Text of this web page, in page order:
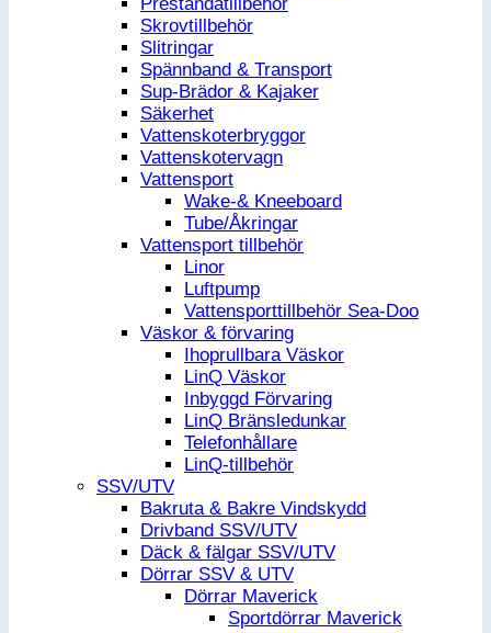
Skrovtillbehör
Slitringar
Spännband & Transport
Sup-Brädor & Kajaker
Säkerhet
Vattenskoterbryggor
Vattenskotervagn
Vattensport
Wake-& Kneeboard
Tube/Åkringar
Vattensport tillbehör
Linor
Luftpump
Vattensporttillbehör Sea-Doo
Väskor & förvaring
Ihoprullbara Väskor
LinQ Väskor
Inbyggd Förvaring
LinQ Bränsledunkar
Telefonhållare
LinQ-tillbehör
SSV/UTV
Bakruta & Bakre Vindskydd
Drivband SSV/UTV
Däck & fälgar SSV/UTV
Dörrar SSV & UTV
Dörrar Maverick
Sportdörrar Maverick